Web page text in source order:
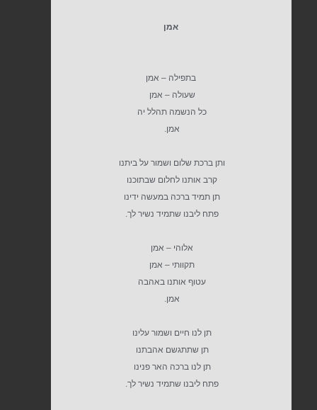
אמן
בתפילה – אמן
שעולה – אמן
כל הנשמה תהלל יה
אמן.
ותן ברכת שלום ושמור על ביתנו
קרב אותנו לחלום שבתוכנו
תן תמיד ברכה במעשה ידינו
פתח ליבנו שתמיד נשיר לך.
אלוהי – אמן
תקוותי – אמן
עטוף אותנו באהבה
אמן.
תן לנו חיים ושמור עלינו
תן שתתגשם אהבתנו
תן לנו ברכה האר פנינו
פתח ליבנו שתמיד נשיר לך.